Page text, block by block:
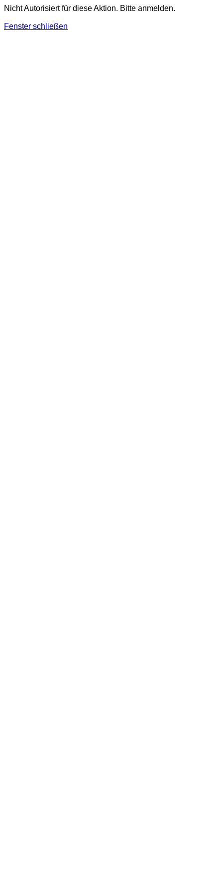
Nicht Autorisiert für diese Aktion. Bitte anmelden.
Fenster schließen